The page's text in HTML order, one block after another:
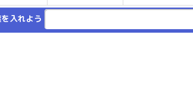
入れよう